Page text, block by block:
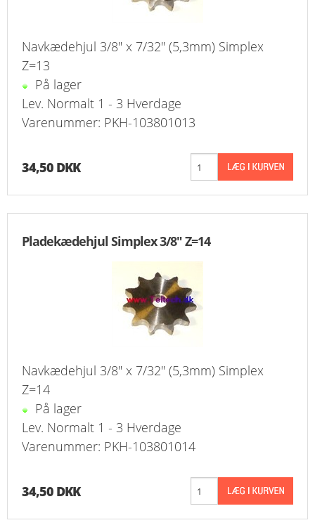
Navkædehjul 3/8" x 7/32" (5,3mm) Simplex
Z=13
På lager
Lev. Normalt 1 - 3 Hverdage
Varenummer: PKH-103801013
34,50 DKK
Pladekædehjul Simplex 3/8" Z=14
Navkædehjul 3/8" x 7/32" (5,3mm) Simplex
Z=14
På lager
Lev. Normalt 1 - 3 Hverdage
Varenummer: PKH-103801014
34,50 DKK